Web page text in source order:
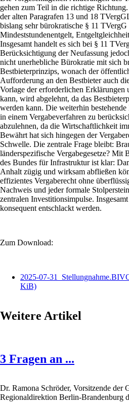
gehen zum Teil in die richtige
der alten Paragrafen 13 und 18
bislang sehr bürokratische § 11
Mindeststundenentgelt,
Insgesamt handelt es sich bei § 11
Berücksichtigung der Neufassung
nicht unerhebliche Bürokratie mit sich
Bestbieterprinzips, wonach der
Aufforderung an den Bestbieter auch
Vorlage der erforderlichen Erklärungen
kann, wird abgelehnt, da das
werden kann. Die weiterhin
in einem Vergabeverfahren zu
abzulehnen, da die Wirtschaftlichkeit
Bewährt hat sich hingegen der
Schwelle. Die zentrale Frage bleibt:
länderspezifische Vergabegesetze? Mit
des Bundes für Infrastruktur ist klar:
Anhalt zügig und wirksam abfließen
effizientes Vergaberecht ohne
Nachweis und jeder formale
zentralen Investitionsimpulse.
konsequent entschlackt werden.
Zum Download:
2025-07-
KiB)
Weitere Artikel
3 Fragen an ...
Dr. Ramona Schröder, Vorsitzende der
Regionaldirektion Berlin-Brandenburg